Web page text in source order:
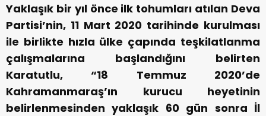
Yaklaşık bir yıl önce ilk tohumları atılan Deva
Partisi’nin, 11 Mart 2020 tarihinde kurulması
ile birlikte hızla ülke çapında teşkilatlanma
çalışmalarına başlandığını belirten
Karatutlu, “18 Temmuz 2020’de
Kahramanmaraş’ın kurucu heyetinin
belirlenmesinden yaklaşık 60 gün sonra İl